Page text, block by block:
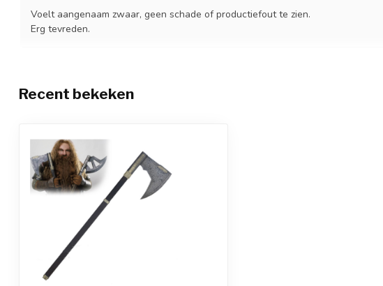
Voelt aangenaam zwaar, geen schade of productiefout te zien.
Erg tevreden.
Recent bekeken